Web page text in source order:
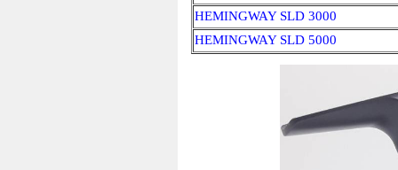
HEMINGWAY SLD 3000
HEMINGWAY SLD 5000